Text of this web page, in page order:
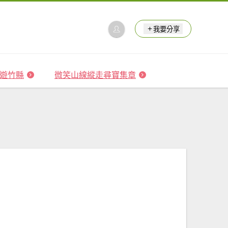
我要分享
竹縣 微笑山線縱走尋寶集章